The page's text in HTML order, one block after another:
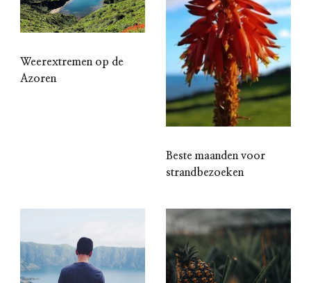
Weerextremen op de
Azoren
Beste maanden voor
strandbezoeken